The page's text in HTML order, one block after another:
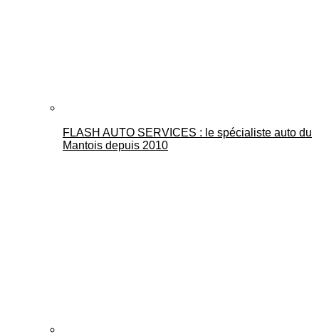
FLASH AUTO SERVICES : le spécialiste auto du
Mantois depuis 2010